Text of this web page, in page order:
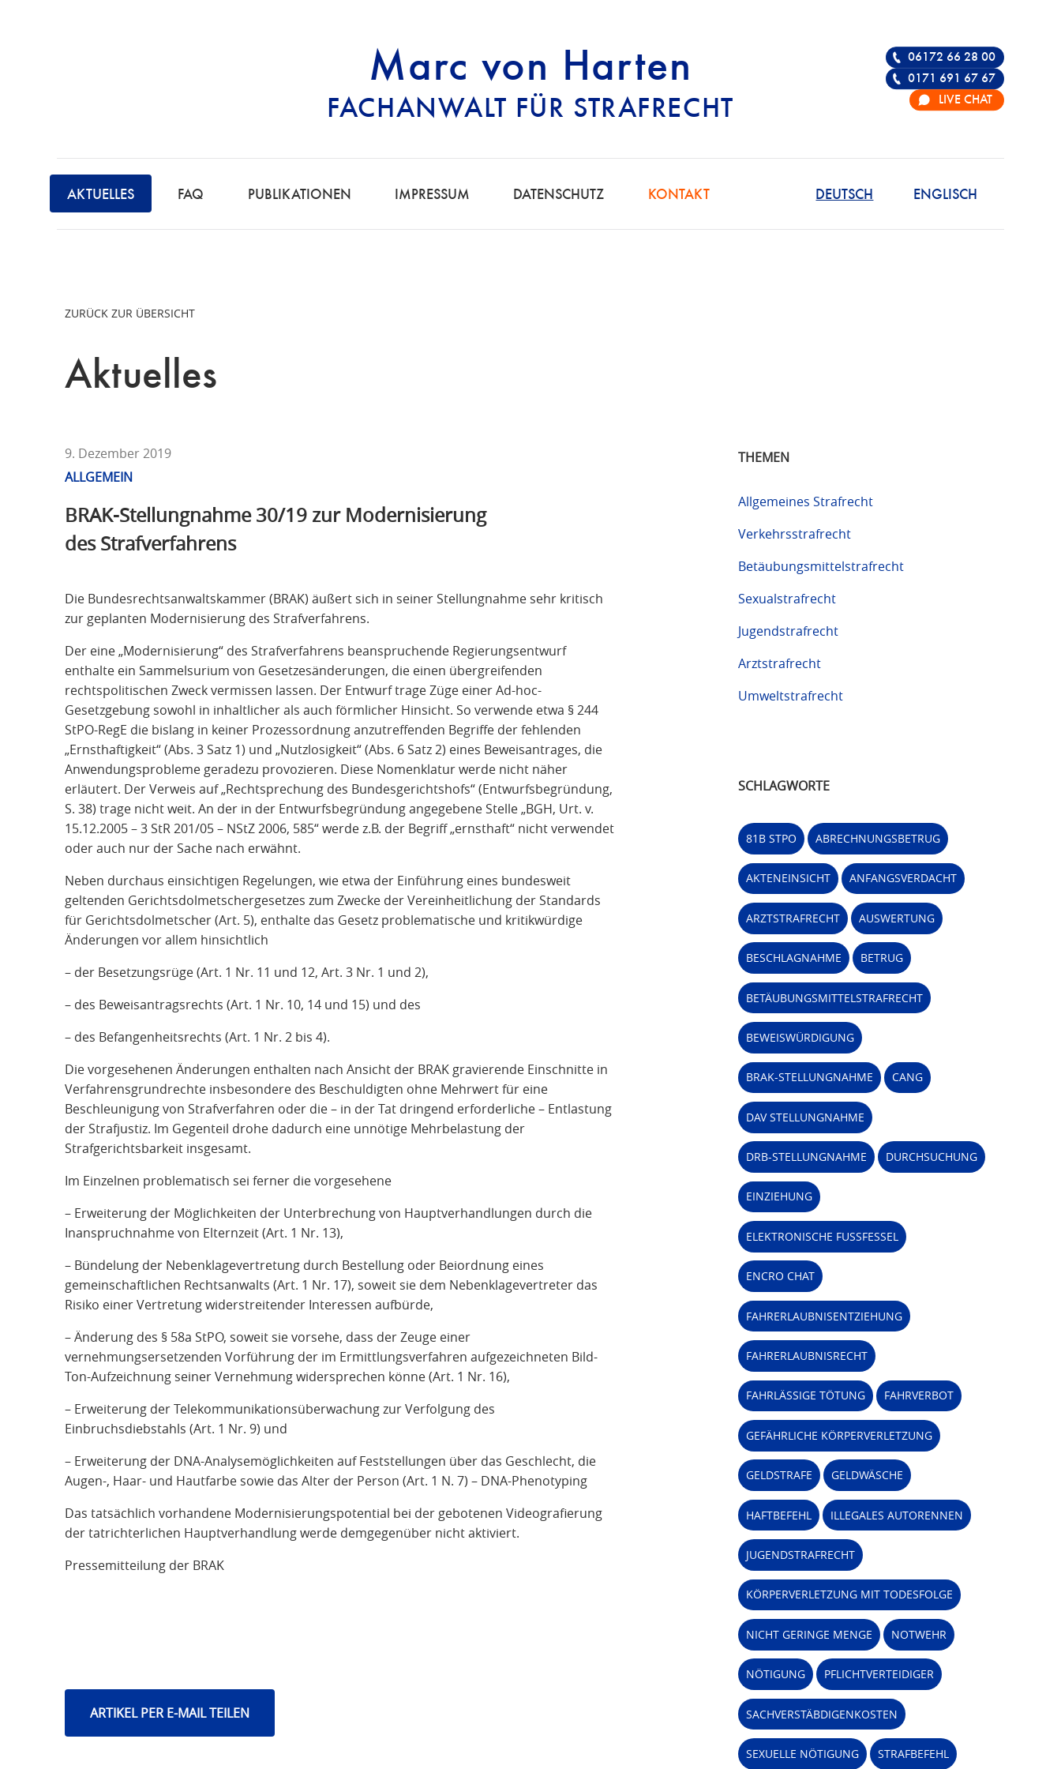
Marc von Harten
FACHANWALT FÜR STRAFRECHT
STRAFRECHT | RECHTSANWALT FÜR DIE
F
C
H
Ü
H
AKTUELLES FAQ PUBLIKATIONEN IMPRESSUM DATENSCHUTZ KONTAKT ENGLISCH
DEUTSCH
06172 66 28 00
0171 691 67 67
LIVE CHAT
ZURÜCK ZUR ÜBERSICHT
Aktuelles
9. Dezember 2019
ALLGEMEIN
BRAK-Stellungnahme 30/19 zur Modernisierung
des Strafverfahrens
Die Bundesrechtsanwaltskammer (BRAK) äußert sich in seiner Stellungnahme sehr kritisch
zur geplanten Modernisierung des Strafverfahrens.
Der eine „Modernisierung“ des Strafverfahrens beanspruchende Regierungsentwurf
enthalte ein Sammelsurium von Gesetzesänderungen, die einen übergreifenden
rechtspolitischen Zweck vermissen lassen. Der Entwurf trage Züge einer Ad-hoc-
Gesetzgebung sowohl in inhaltlicher als auch förmlicher Hinsicht. So verwende etwa § 244
StPO-RegE die bislang in keiner Prozessordnung anzutreffenden Begriffe der fehlenden
„Ernsthaftigkeit“ (Abs. 3 Satz 1) und „Nutzlosigkeit“ (Abs. 6 Satz 2) eines Beweisantrages, die
Anwendungsprobleme geradezu provozieren. Diese Nomenklatur werde nicht näher
erläutert. Der Verweis auf „Rechtsprechung des Bundesgerichtshofs“ (Entwurfsbegründung,
S. 38) trage nicht weit. An der in der Entwurfsbegründung angegebene Stelle „BGH, Urt. v.
15.12.2005 – 3 StR 201/05 – NStZ 2006, 585“ werde z.B. der Begriff „ernsthaft“ nicht verwendet
oder auch nur der Sache nach erwähnt.
Neben durchaus einsichtigen Regelungen, wie etwa der Einführung eines bundesweit
geltenden Gerichtsdolmetschergesetzes zum Zwecke der Vereinheitlichung der Standards
für Gerichtsdolmetscher (Art. 5), enthalte das Gesetz problematische und kritikwürdige
Änderungen vor allem hinsichtlich
– der Besetzungsrüge (Art. 1 Nr. 11 und 12, Art. 3 Nr. 1 und 2),
– des Beweisantragsrechts (Art. 1 Nr. 10, 14 und 15) und des
– des Befangenheitsrechts (Art. 1 Nr. 2 bis 4).
Die vorgesehenen Änderungen enthalten nach Ansicht der BRAK gravierende Einschnitte in
Verfahrensgrundrechte insbesondere des Beschuldigten ohne Mehrwert für eine
Beschleunigung von Strafverfahren oder die – in der Tat dringend erforderliche – Entlastung
der Strafjustiz. Im Gegenteil drohe dadurch eine unnötige Mehrbelastung der
Strafgerichtsbarkeit insgesamt.
Im Einzelnen problematisch sei ferner die vorgesehene
– Erweiterung der Möglichkeiten der Unterbrechung von Hauptverhandlungen durch die
Inanspruchnahme von Elternzeit (Art. 1 Nr. 13),
– Bündelung der Nebenklagevertretung durch Bestellung oder Beiordnung eines
gemeinschaftlichen Rechtsanwalts (Art. 1 Nr. 17), soweit sie dem Nebenklagevertreter das
Risiko einer Vertretung widerstreitender Interessen aufbürde,
– Änderung des § 58a StPO, soweit sie vorsehe, dass der Zeuge einer
vernehmungsersetzenden Vorführung der im Ermittlungsverfahren aufgezeichneten Bild-
Ton-Aufzeichnung seiner Vernehmung widersprechen könne (Art. 1 Nr. 16),
– Erweiterung der Telekommunikationsüberwachung zur Verfolgung des
Einbruchsdiebstahls (Art. 1 Nr. 9) und
– Erweiterung der DNA-Analysemöglichkeiten auf Feststellungen über das Geschlecht, die
Augen-, Haar- und Hautfarbe sowie das Alter der Person (Art. 1 N. 7) – DNA-Phenotyping
Das tatsächlich vorhandene Modernisierungspotential bei der gebotenen Videografierung
der tatrichterlichen Hauptverhandlung werde demgegenüber nicht aktiviert.
Pressemitteilung der BRAK
ARTIKEL PER E-MAIL TEILEN
THEMEN
Allgemeines Strafrecht
Verkehrsstrafrecht
Betäubungsmittelstrafrecht
Sexualstrafrecht
Jugendstrafrecht
Arztstrafrecht
Umweltstrafrecht
SCHLAGWORTE
81B STPO ABRECHNUNGSBETRUG
AKTENEINSICHT ANFANGSVERDACHT
ARZTSTRAFRECHT AUSWERTUNG
BESCHLAGNAHME BETRUG
BETÄUBUNGSMITTELSTRAFRECHT
BEWEISWÜRDIGUNG
BRAK-STELLUNGNAHME CANG
DAV STELLUNGNAHME
DRB-STELLUNGNAHME DURCHSUCHUNG
EINZIEHUNG
ELEKTRONISCHE FUSSFESSEL
ENCRO CHAT
FAHRERLAUBNISENTZIEHUNG
FAHRERLAUBNISRECHT
FAHRLÄSSIGE TÖTUNG FAHRVERBOT
GEFÄHRLICHE KÖRPERVERLETZUNG
GELDSTRAFE GELDWÄSCHE
HAFTBEFEHL ILLEGALES AUTORENNEN
JUGENDSTRAFRECHT
KÖRPERVERLETZUNG MIT TODESFOLGE
NICHT GERINGE MENGE NOTWEHR
NÖTIGUNG PFLICHTVERTEIDIGER
SACHVERSTÄBDIGENKOSTEN
SEXUELLE NÖTIGUNG STRAFBEFEHL